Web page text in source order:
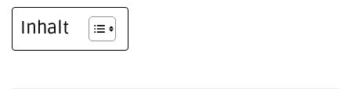
Inhalt